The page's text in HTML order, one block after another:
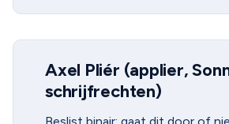
Axel Pliér (applier,
schrijfrechten)
Beslist binair: gaat dit door of